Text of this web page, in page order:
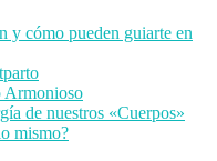
y cómo pueden guiarte en
Armonioso
de nuestros «Cuerpos»
mismo?